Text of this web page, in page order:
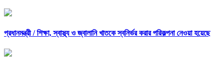
প্রধানমন্ত্রী /শিক্ষা, স্বাস্থ্য ও জ্বালানি খাতকে স্বনির্ভর করার পরিকল্পনা নেওয়া হয়েছে